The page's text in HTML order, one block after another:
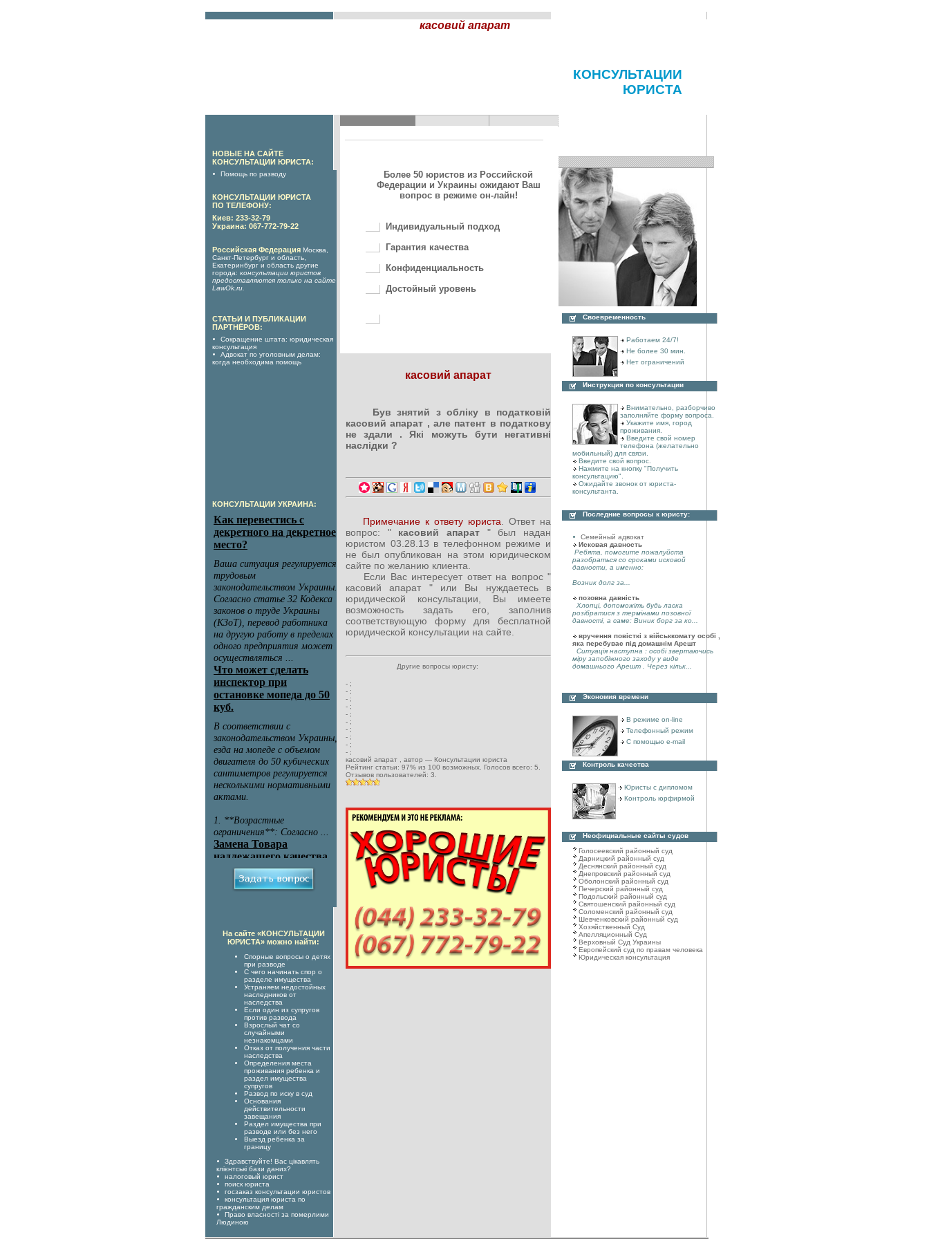
касовий апарат
КОНСУЛЬТАЦИИ
ЮРИСТА
НОВЫЕ НА САЙТЕ
КОНСУЛЬТАЦИИ ЮРИСТА:
Помощь по разводу
КОНСУЛЬТАЦИИ ЮРИСТА
ПО ТЕЛЕФОНУ:
Киев: 233-32-79
Украина: 067-772-79-22
Российская Федерация Москва,
Санкт-Петербург и область,
Екатеринбург и область другие
города: консультации юристов
предоставляются только на сайте
LawOk.ru
СТАТЬИ И ПУБЛИКАЦИИ
ПАРТНЁРОВ:
Сокращение штата: юридическая
консультация
Адвокат по уголовным делам:
когда необходима помощь
КОНСУЛЬТАЦИИ УКРАИНА:
Более 50 юристов из Российской
Федерации и Украины ожидают Ваш
вопрос в режиме он-лайн!
Индивидуальный подход
Гарантия качества
Конфиденциальность
Достойный уровень
касовий апарат
Був знятий з обліку в податковій
касовий апарат , але патент в податкову
не здали . Які можуть бути негативні
наслідки ?
Примечание к ответу юриста. Ответ на
вопрос: "касовий апарат " был надан
юристом 03.28.13 в телефонном режиме и
не был опубликован на этом юридическом
сайте по желанию клиента.
Если Вас интересует ответ на вопрос "
касовий апарат " или Вы нуждаетесь в
юридической консультации, Вы имеете
возможность задать его, заполнив
соответствующую форму для бесплатной
юридической консультации на сайте.
Другие вопросы юристу:
- ;
- ;
- ;
- ;
- ;
- ;
- ;
- ;
- ;
- ;
касовий апарат , автор — Консультации юриста
Рейтинг статьи: 97% из 100 возможных. Голосов всего: 5.
Отзывов пользователей: 3.
Своевременность
Работаем 24/7!
Не более 30 мин.
Нет ограничений
Инструкция по консультации
Внимательно, разборчиво
заполняйте форму вопроса.
Укажите имя, город
проживания.
Введите свой номер
телефона (желательно
мобильный) для связи.
Введите свой вопрос.
Нажмите на кнопку "Получить
консультацию".
Ожидайте звонок от юриста-
консультанта.
Последние вопросы к юристу:
Семейный адвокат
Исковая давность
Ребята, помогите пожалуйста
разобраться со сроками исковой
давности, а именно:
Возник долг за...
позовна давність
Хлопці, допоможіть будь ласка
розібратися з термінами позовної
давності, а саме: Виник борг за ко...
вручення повісткі з військкомату особі ,
яка перебуває під домашнім Арешт
Ситуація наступна : особі звертаючись
міру запобіжного заходу у виде
домашнього Арешт . Через кільк...
Экономия времени
В режиме on-line
Телефонный режим
С помощью e-mail
Контроль качества
Юристы с дипломом
Контроль юрфирмой
Неофициальные сайты судов
Голосеевский районный cуд
Дарницкий районный cуд
Деснянский районный cуд
Днепровский районный cуд
Оболонский районный суд
Печерский районный cуд
Подольский районный cуд
Святошенский районный cуд
Соломенский районный cуд
Шевченковский районный cуд
Хозяйственный Суд
Апелляционный Суд
Верховный Суд Украины
Европейский суд по правам человека
Юридическая консультация
На сайте «КОНСУЛЬТАЦИИ
ЮРИСТА» можно найти:
Спорные вопросы о детях
при разводе
С чего начинать спор о
разделе имущества
Устраняем недостойных
наследников от
наследства
Если один из супругов
против развода
Взрослый чат со
случайными
незнакомцами
Отказ от получения части
наследства
Определения места
проживания ребенка и
раздел имущества
супругов
Развод по иску в суд
Основания
действительности
завещания
Раздел имущества при
разводе или без него
Выезд ребенка за
границу
Здравствуйте! Вас цікавлять
клієнтські бази даних?
налоговый юрист
поиск юриста
госзаказ консультации юристов
консультация юриста по
гражданским делам
Право власності за померлими
Людиною